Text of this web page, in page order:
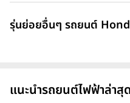
รุ่นย่อยอื่นๆ รถยนต์
แนะนำรถยนต์ไฟฟ้าล่าสุด